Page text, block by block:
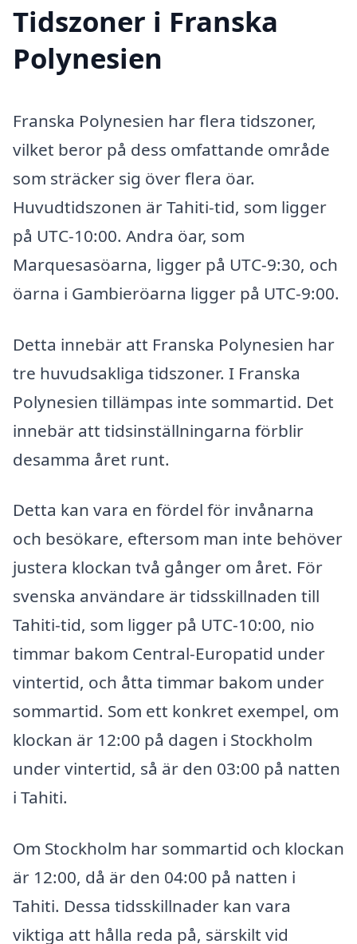
Tidszoner i Franska
Polynesien
Franska Polynesien har flera tidszoner,
vilket beror på dess omfattande område
som sträcker sig över flera öar.
Huvudtidszonen är Tahiti-tid, som ligger
på UTC-10:00. Andra öar, som
Marquesasöarna, ligger på UTC-9:30, och
öarna i Gambieröarna ligger på UTC-9:00.
Detta innebär att Franska Polynesien har
tre huvudsakliga tidszoner. I Franska
Polynesien tillämpas inte sommartid. Det
innebär att tidsinställningarna förblir
desamma året runt.
Detta kan vara en fördel för invånarna
och besökare, eftersom man inte behöver
justera klockan två gånger om året. För
svenska användare är tidsskillnaden till
Tahiti-tid, som ligger på UTC-10:00, nio
timmar bakom Central-Europatid under
vintertid, och åtta timmar bakom under
sommartid. Som ett konkret exempel, om
klockan är 12:00 på dagen i Stockholm
under vintertid, så är den 03:00 på natten
i Tahiti.
Om Stockholm har sommartid och klockan
är 12:00, då är den 04:00 på natten i
Tahiti. Dessa tidsskillnader kan vara
viktiga att hålla reda på, särskilt vid